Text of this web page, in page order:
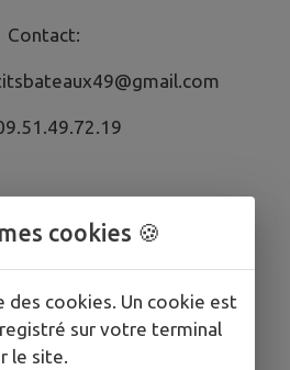
Contact:
cookies 🍪
des cookies. Un cookie est
sur votre terminal
le site.